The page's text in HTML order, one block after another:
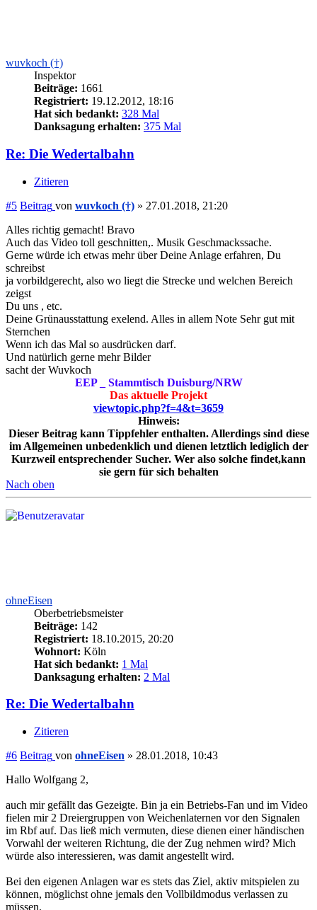
wuvkoch (†)
Inspektor
Beiträge: 1661
Registriert: 19.12.2012, 18:16
Hat sich bedankt: 328 Mal
Danksagung erhalten: 375 Mal
Re: Die Wedertalbahn
Zitieren
#5 Beitrag von wuvkoch (†) » 27.01.2018, 21:20
Alles richtig gemacht! Bravo
Auch das Video toll geschnitten,. Musik Geschmackssache.
Gerne würde ich etwas mehr über Deine Anlage erfahren, Du
schreibst
ja vorbildgerecht, also wo liegt die Strecke und welchen Bereich
zeigst
Du uns , etc.
Deine Grünausstattung exelend. Alles in allem Note Sehr gut mit
Sternchen
Wenn ich das Mal so ausdrücken darf.
Und natürlich gerne mehr Bilder
sacht der Wuvkoch
EEP _ Stammtisch Duisburg/NRW
Das aktuelle Projekt
viewtopic.php?f=4&t=3659
Hinweis:
Dieser Beitrag kann Tippfehler enthalten. Allerdings sind diese
im Allgemeinen unbedenklich und dienen letztlich lediglich der
Kurzweil entsprechender Sucher. Wer also solche findet,kann
sie gern für sich behalten
Nach oben
ohneEisen
Oberbetriebsmeister
Beiträge: 142
Registriert: 18.10.2015, 20:20
Wohnort: Köln
Hat sich bedankt: 1 Mal
Danksagung erhalten: 2 Mal
Re: Die Wedertalbahn
Zitieren
#6 Beitrag von ohneEisen » 28.01.2018, 10:43
Hallo Wolfgang 2,
auch mir gefällt das Gezeigte. Bin ja ein Betriebs-Fan und im Video
fielen mir 2 Dreiergruppen von Weichenlaternen vor den Signalen
im Rbf auf. Das ließ mich vermuten, diese dienen einer händischen
Vorwahl der weiteren Richtung, die der Zug nehmen wird? Mich
würde also interessieren, was damit angestellt wird.
Bei den eigenen Anlagen war es stets das Ziel, aktiv mitspielen zu
können, möglichst ohne jemals den Vollbildmodus verlassen zu
müssen.